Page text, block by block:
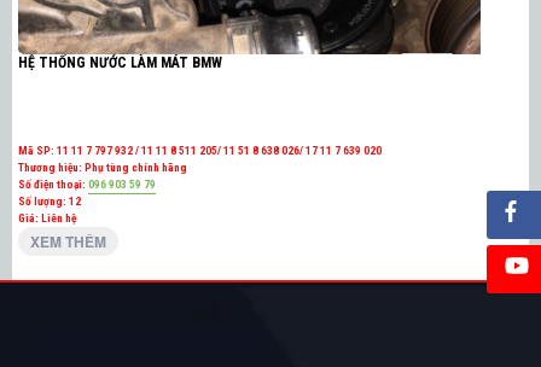
HỆ THỐNG NƯỚC LÀM MÁT BMW
Mã SP: 11 11 7 797 932 / 11 11 8 511 205/ 11 51 8 638 026/ 17 11 7 639 020
Thương hiệu: Phụ tùng chính hãng
Số điện thoại: 096 903 59 79
Số lượng: 12
Giá: Liên hệ
XEM THÊM